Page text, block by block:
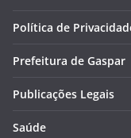
Política de
Prefeitura de Gaspar
Publicações Legais
Saúde